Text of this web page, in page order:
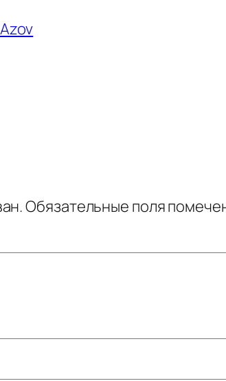
Обязательные поля